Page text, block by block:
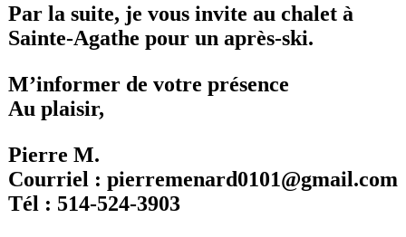
Par la suite, je vous invite au chalet à
Sainte-Agathe pour un après-ski.
M’informer de votre présence
Au plaisir,
Pierre M.
Courriel : pierremenard0101@gmail.com
Tél : 514-524-3903